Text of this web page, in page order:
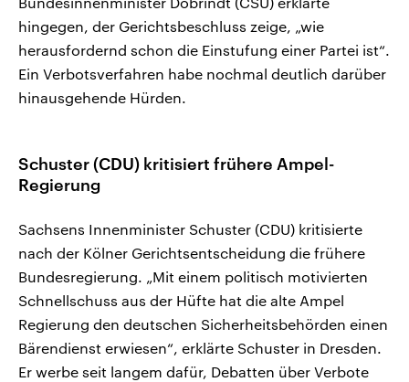
hingegen, der Gerichtsbeschluss zeige, „wie
herausfordernd schon die Einstufung einer Partei ist“.
Ein Verbotsverfahren habe nochmal deutlich darüber
hinausgehende Hürden.
Schuster (CDU) kritisiert frühere Ampel-
Regierung
Sachsens Innenminister Schuster (CDU) kritisierte
nach der Kölner Gerichtsentscheidung die frühere
Bundesregierung. „Mit einem politisch motivierten
Schnellschuss aus der Hüfte hat die alte Ampel
Regierung den deutschen Sicherheitsbehörden einen
Bärendienst erwiesen“, erklärte Schuster in Dresden.
Er werbe seit langem dafür, Debatten über Verbote